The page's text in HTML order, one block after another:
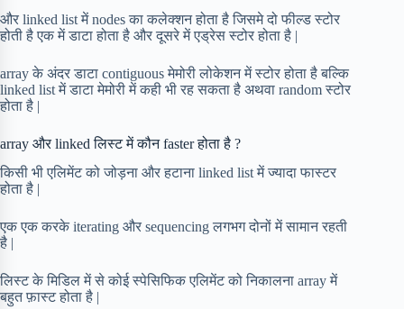
और linked list में nodes का कलेक्शन होता है जिसमे दो फील्ड स्टोर
होती है एक में डाटा होता है और दूसरे में एड्रेस स्टोर होता है |
array के अंदर डाटा contiguous मेमोरी लोकेशन में स्टोर होता है बल्कि
linked list में डाटा मेमोरी में कही भी रह सकता है अथवा random स्टोर
होता है |
array और linked लिस्ट में कौन faster होता है ?
किसी भी एलिमेंट को जोड़ना और हटाना linked list में ज्यादा फास्टर
होता है |
एक एक करके iterating और sequencing लगभग दोनों में सामान रहती
है |
लिस्ट के मिडिल में से कोई स्पेसिफिक एलिमेंट को निकालना array में
बहुत फ़ास्ट होता है |